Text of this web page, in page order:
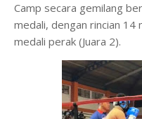
Camp secara gemilang
medali, dengan rincian 14
medali perak (Juara 2).